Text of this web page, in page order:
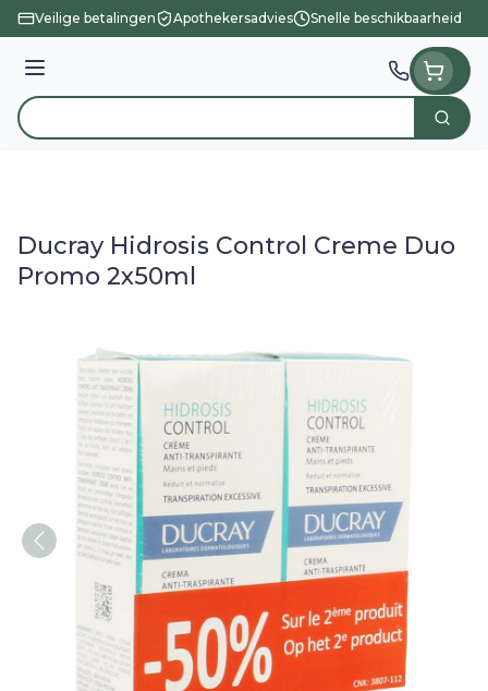
Ga naar de inhoud
Veilige betalingen Apothekersadvies Snelle beschikbaarheid
Menu
Product, merk, categorie... Zoek
Ducray Hidrosis Control Creme Duo
Promo 2x50ml